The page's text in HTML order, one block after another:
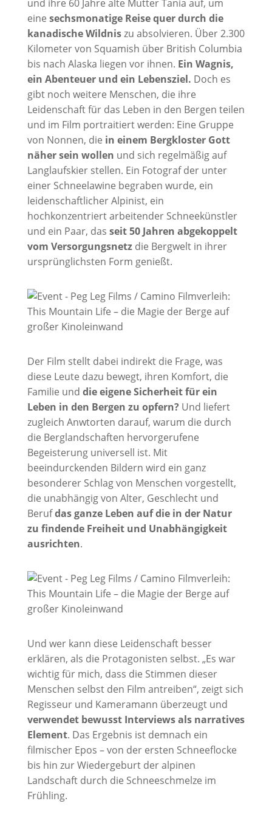
und ihre 60 Jahre alte Mutter Tania auf, um
eine sechsmonatige Reise quer durch die
kanadische Wildniszu absolvieren. Über 2.300
Kilometer von Squamish über British Columbia
bis nach Alaska liegen vor ihnen. Ein Wagnis,
ein Abenteuer und ein Lebensziel. Doch es
gibt noch weitere Menschen, die ihre
Leidenschaft für das Leben in den Bergen teilen
und im Film portraitiert werden: Eine Gruppe
von Nonnen, die in einem Bergkloster Gott
näher sein wollen und sich regelmäßig auf
Langlaufskier stellen. Ein Fotograf der unter
einer Schneelawine begraben wurde, ein
leidenschaftlicher Alpinist, ein
hochkonzentriert arbeitender Schneekünstler
und ein Paar, das seit 50 Jahren abgekoppelt
vom Versorgungsnetzdie Bergwelt in ihrer
ursprünglichsten Form genießt.
Der Film stellt dabei indirekt die Frage, was
diese Leute dazu bewegt, ihren Komfort, die
Familie und die eigene Sicherheit für ein
Leben in den Bergen zu opfern?Und liefert
zugleich Anwtorten darauf, warum die durch
die Berglandschaften hervorgerufene
Begeisterung universell ist. Mit
beeindurckenden Bildern wird ein ganz
besonderer Schlag von Menschen vorgestellt,
die unabhängig von Alter, Geschlecht und
Berufdas ganze Leben auf die in der Natur
zu findende Freiheit und Unabhängigkeit
ausrichten.
Und wer kann diese Leidenschaft besser
erklären, als die Protagonisten selbst. „Es war
wichtig für mich, dass die Stimmen dieser
Menschen selbst den Film antreiben“, zeigt sich
Regisseur und Kameramann überzeugt und
verwendet bewusst Interviews als narratives
Element. Das Ergebnis ist demnach ein
filmischer Epos – von der ersten Schneeflocke
bis hin zur Wiedergeburt der alpinen
Landschaft durch die Schneeschmelze im
Frühling.